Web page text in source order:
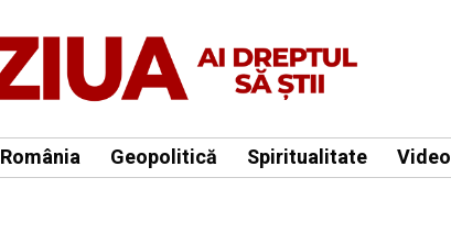
România Geopolitică Spiritualitate Video